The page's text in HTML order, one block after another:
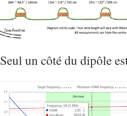
Seul un côté du dipôle